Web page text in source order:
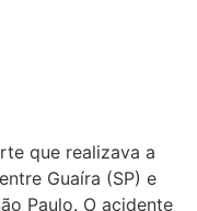
que realizava a
Guaíra (SP) e
Paulo. O acidente